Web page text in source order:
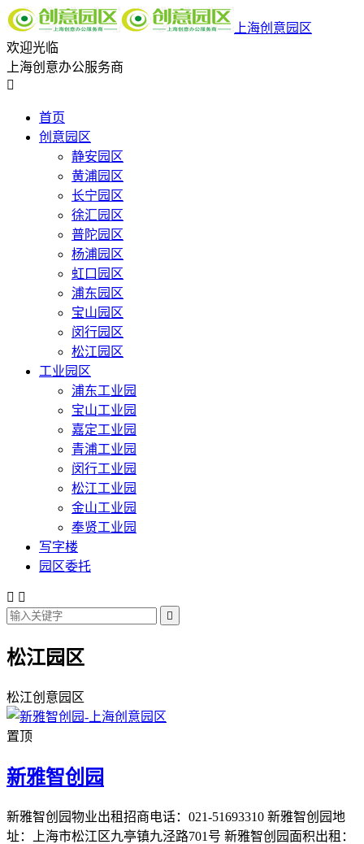
上海创意园区
欢迎光临
上海创意办公服务商

首页
创意园区
静安园区
黄浦园区
长宁园区
徐汇园区
普陀园区
杨浦园区
虹口园区
浦东园区
宝山园区
闵行园区
松江园区
工业园区
浦东工业园
宝山工业园
嘉定工业园
青浦工业园
闵行工业园
松江工业园
金山工业园
奉贤工业园
写字楼
园区委托
 

松江园区
松江创意园区
置顶
新雅智创园
新雅智创园物业出租招商电话：021-51693310 新雅智创园地
址：上海市松江区九亭镇九泾路701号 新雅智创园面积出租：